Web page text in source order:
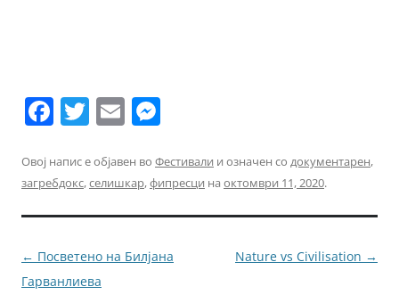
F
c
e
b
o
o
T
itt
er
E
ai
l
ss
e
n
g
Овој напис е објавен во Фестивали и означен со документарен,
загребдокс,селишкар,фипресци на октомври 11, 2020.
Навигација
за
← Посветено на Билјана
Гарванлиева
Nature vs Civilisation →